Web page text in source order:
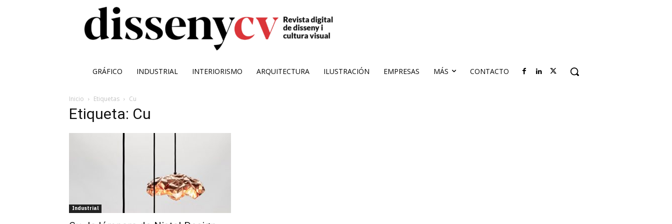
GRÁFICO INDUSTRIAL INTERIORISMO ARQUITECTURA ILUSTRACIÓN EMPRESAS MÁS CONTACTO
Inicio Etiquetas Cu
Etiqueta: Cu
Industrial